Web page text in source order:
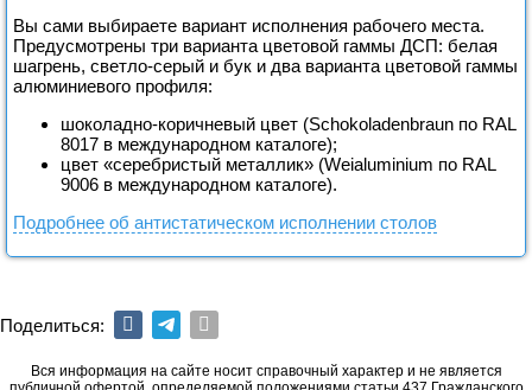
Вы сами выбираете вариант исполнения рабочего места.
Предусмотрены три варианта цветовой гаммы ДСП: белая
шагрень, светло-серый и бук и два варианта цветовой гаммы
алюминиевого профиля:
шоколадно-коричневый цвет (Schokoladenbraun по RAL
8017 в международном каталоге);
цвет «серебристый металлик» (Weialuminium по RAL
9006 в международном каталоге).
Подробнее об антистатическом исполнении столов
Поделиться:
Вся информация на сайте носит справочный характер и не является